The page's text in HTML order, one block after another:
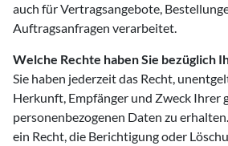
auch für Vertragsangebote,
Auftragsanfragen verarbeitet.
Welche Rechte haben Sie bezüglich
Sie haben jederzeit das Recht,
Herkunft, Empfänger und Zweck Ihrer
personenbezogenen Daten zu
ein Recht, die Berichtigung oder